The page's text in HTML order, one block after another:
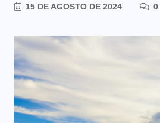
15 DE AGOSTO DE 2024 0